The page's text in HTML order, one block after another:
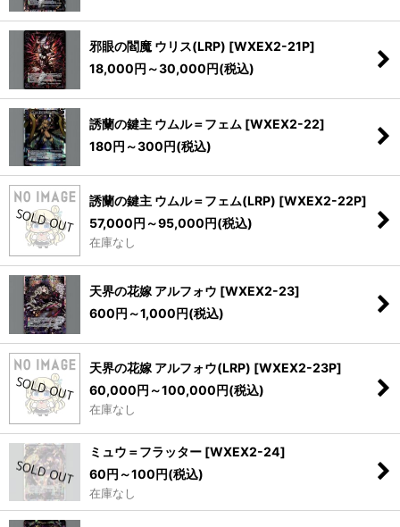
邪眼の閻魔 ウリス(LRP) [WXEX2-21P]
18,000円 ～30,000円(税込)
誘蘭の鍵主 ウムル＝フェム [WXEX2-22]
180円 ～300円(税込)
誘蘭の鍵主 ウムル＝フェム(LRP) [WXEX2-22P]
57,000円 ～95,000円(税込)
在庫なし
天界の花嫁 アルフォウ [WXEX2-23]
600円 ～1,000円(税込)
天界の花嫁 アルフォウ(LRP) [WXEX2-23P]
60,000円 ～100,000円(税込)
在庫なし
ミュウ＝フラッター [WXEX2-24]
60円 ～100円(税込)
在庫なし